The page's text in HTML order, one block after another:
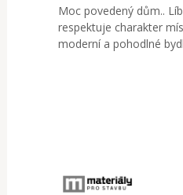
Moc povedený dům..
respektuje charakter
moderní a pohodlné